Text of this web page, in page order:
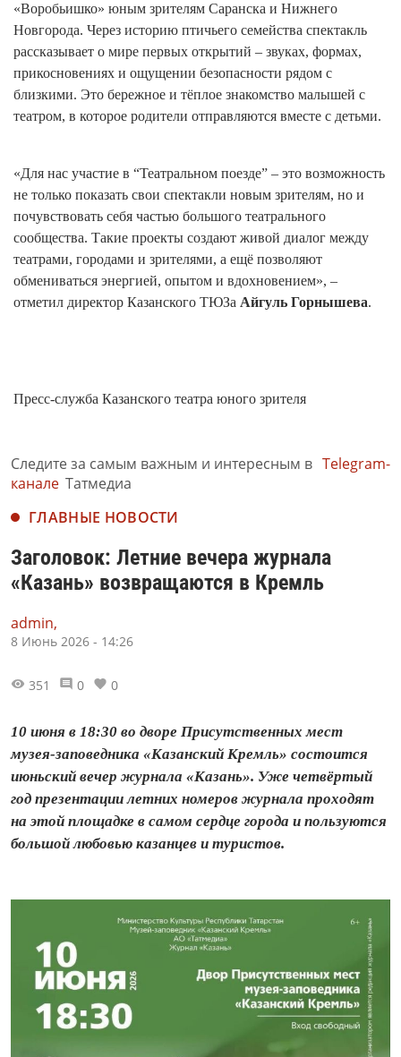
«Воробьишко» юным зрителям Саранска и Нижнего
Новгорода. Через историю птичьего семейства спектакль
рассказывает о мире первых открытий – звуках, формах,
прикосновениях и ощущении безопасности рядом с
близкими. Это бережное и тёплое знакомство малышей с
театром, в которое родители отправляются вместе с детьми.
«Для нас участие в “Театральном поезде” – это возможность
не только показать свои спектакли новым зрителям, но и
почувствовать себя частью большого театрального
сообщества. Такие проекты создают живой диалог между
театрами, городами и зрителями, а ещё позволяют
обмениваться энергией, опытом и вдохновением», –
отметил директор Казанского ТЮЗа Айгуль Горнышева.
Пресс-служба Казанского театра юного зрителя
Следите за самым важным и интересным в Telegram-
канале Татмедиа
ГЛАВНЫЕ НОВОСТИ
Заголовок: Летние вечера журнала
«Казань» возвращаются в Кремль
admin,
8 Июнь 2026 - 14:26
351 0 0
10 июня в 18:30 во дворе Присутственных мест
музея-заповедника «Казанский Кремль» состоится
июньский вечер журнала «Казань». Уже четвёртый
год презентации летних номеров журнала проходят
на этой площадке в самом сердце города и пользуются
большой любовью казанцев и туристов.